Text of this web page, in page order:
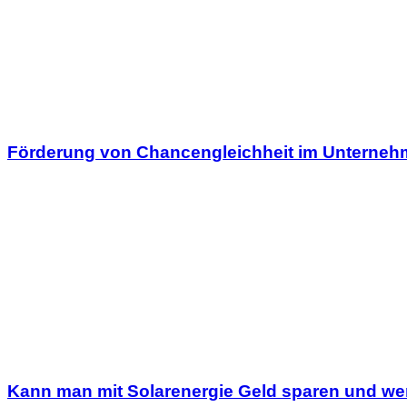
Förderung von Chancengleichheit im
Kann man mit Solarenergie Geld sparen und